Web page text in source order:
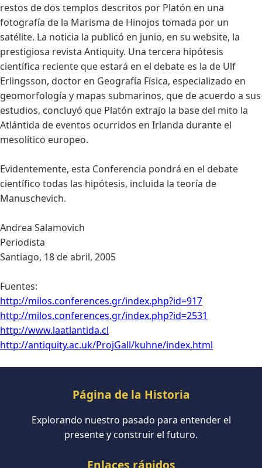
restos de dos templos descritos por Platón en una
fotografía de la Marisma de Hinojos tomada por un
satélite. La noticia la publicó en junio, en su website, la
prestigiosa revista Antiquity. Una tercera hipótesis
científica reciente que estará en el debate es la de Ulf
Erlingsson, doctor en Geografía Física, especializado en
geomorfología y mapas submarinos, que de acuerdo a sus
estudios, concluyó que Platón extrajo la base del mito la
Atlántida de eventos ocurridos en Irlanda durante el
mesolítico europeo.
Evidentemente, esta Conferencia pondrá en el debate
científico todas las hipótesis, incluida la teoría de
Manuschevich.
Andrea Salamovich
Periodista
Santiago, 18 de abril, 2005
Fuentes:
http://milos.conferences.gr/index.php?id=917
http://milos.conferences.gr/index.php?id=2531
http://www.laatlantida.cl
http://antiquity.ac.uk/ProjGall/kuhne/index.html
Página de la Historia
Explorando nuestro pasado para entender el
presente y construir el futuro.
Enlaces rápidos